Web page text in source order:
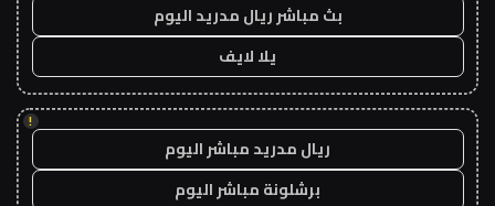
بث مباشر ريال مدريد اليوم
يلا لايف
!
ريال مدريد مباشر اليوم
برشلونة مباشر اليوم